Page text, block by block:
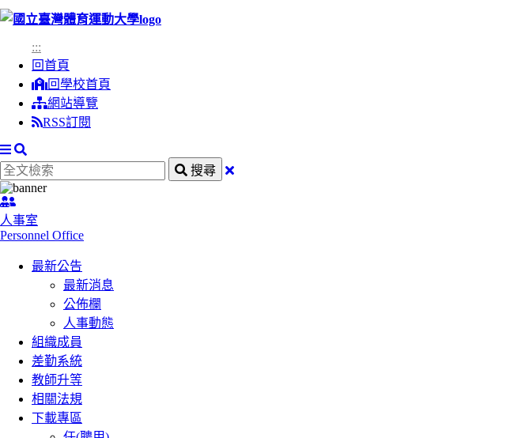
跳
塊
:::
回首頁
回學校首頁
網站導覽
RSS訂閱
搜
尋
全
文
檢
索
搜尋
關
:::
人事室
Personnel Office
最新公告
最新消息
公佈欄
人事動態
組織成員
差勤系統
教師升等
相關法規
下載專區